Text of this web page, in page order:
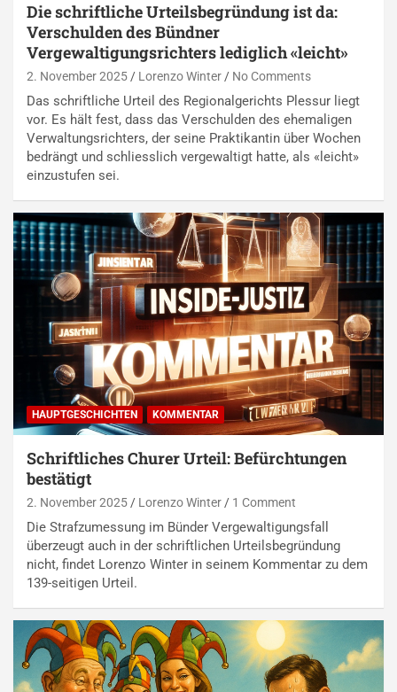
Die schriftliche Urteilsbegründung ist da:
Verschulden des Bündner
Vergewaltigungsrichters lediglich «leicht»
2. November 2025 Lorenzo Winter No Comments
Das schriftliche Urteil des Regionalgerichts Plessur liegt
vor. Es hält fest, dass das Verschulden des ehemaligen
Verwaltungsrichters, der seine Praktikantin über Wochen
bedrängt und schliesslich vergewaltigt hatte, als «leicht»
einzustufen sei.
HAUPTGESCHICHTEN KOMMENTAR
Schriftliches Churer Urteil: Befürchtungen
bestätigt
2. November 2025 Lorenzo Winter 1 Comment
Die Strafzumessung im Bünder Vergewaltigungsfall
überzeugt auch in der schriftlichen Urteilsbegründung
nicht, findet Lorenzo Winter in seinem Kommentar zu dem
139-seitigen Urteil.